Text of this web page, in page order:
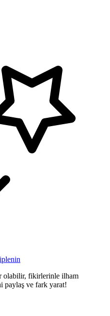
olabilir, fikirlerinle ilham
paylaş ve fark yarat!